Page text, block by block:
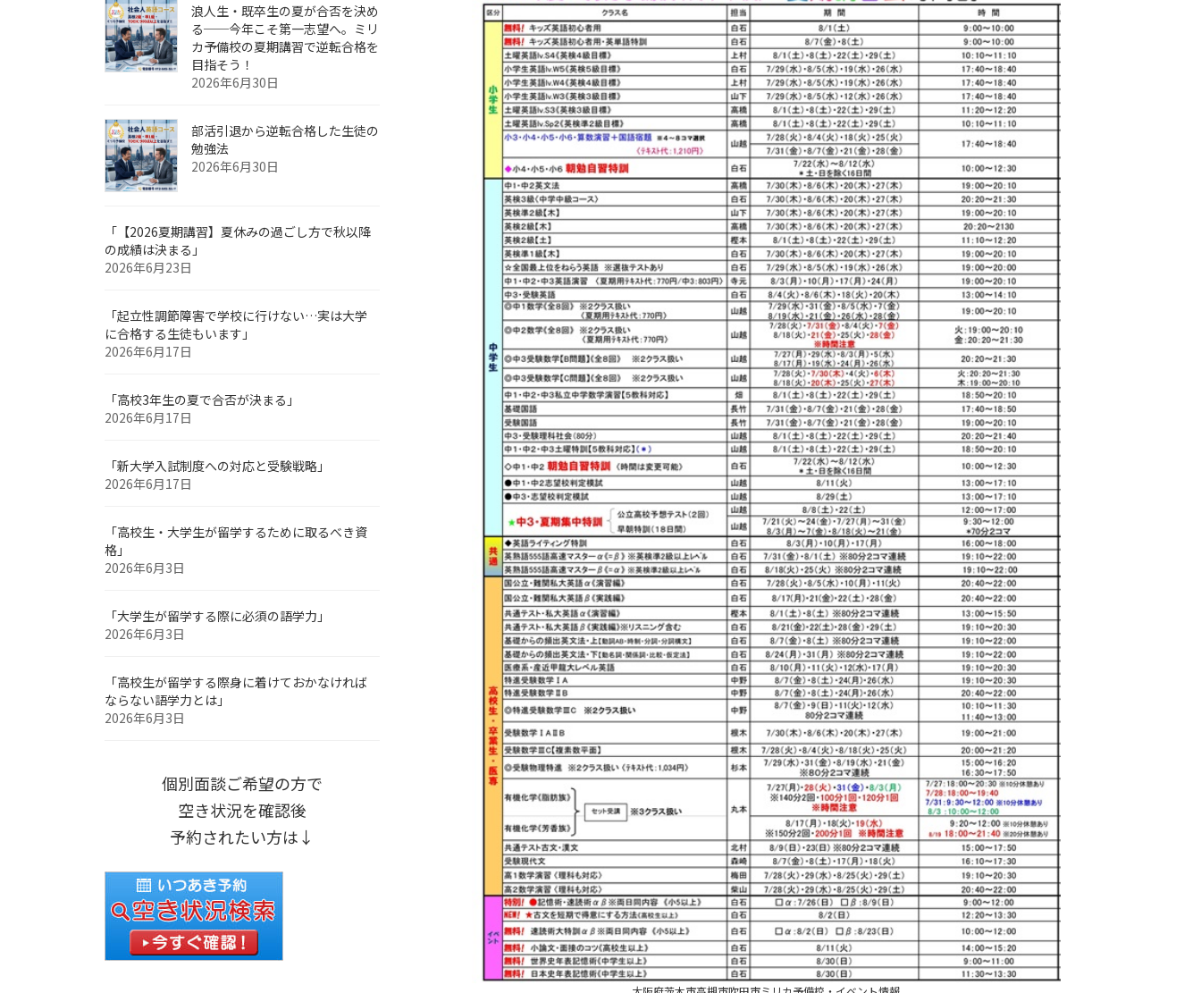
浪人生・既卒生の夏が合否を決め
る──今年こそ第一志望へ。ミリ
カ予備校の夏期講習で逆転合格を
目指そう！
2026年6月30日
部活引退から逆転合格した生徒の
勉強法
2026年6月30日
「【2026夏期講習】夏休みの過ごし方で秋以降
の成績は決まる」
2026年6月23日
「起立性調節障害で学校に行けない…実は大学
に合格する生徒もいます」
2026年6月17日
「高校3年生の夏で合否が決まる」
2026年6月17日
「新大学入試制度への対応と受験戦略」
2026年6月17日
「高校生・大学生が留学するために取るべき資
格」
2026年6月3日
「大学生が留学する際に必須の語学力」
2026年6月3日
「高校生が留学する際身に着けておかなければ
ならない語学力とは」
2026年6月3日
個別面談ご希望の方で
空き状況を確認後
予約されたい方は↓